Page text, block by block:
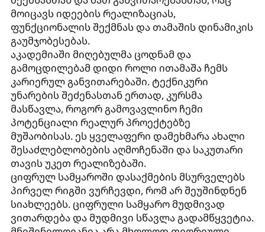
მოიცავს იდეების რეალიზაციას,
ფუნქციონალის შექმნას და თამაშის დინამიკის
გაუმჯობესებას.
აკადემიაში მიღებულმა ცოდნამ და
გამოცდილებამ დიდი როლი ითამაშა ჩემს
კარიერულ განვითარებაში. ტექნიკური
უნარების შეძენასთან ერთად, კურსმა
მასწავლა, როგორ გამოვავლინო ჩემი
პოტენციალი რეალურ პროექტებზე
მუშაობისას. ეს ყველაფერი დამეხმარა ახალი
შესაძლებლობების აღმოჩენაში და საკუთარი
თავის უკეთ რეალიზებაში.
ციფრულ სამყაროში დასაქმების მსურველებს
პირველ რიგში ვურჩევდი, რომ არ შეუშინდნენ
სიახლეებს. ციფრული სამყარო მუდმივად
ვითარდება და მუდმივი სწავლა გადამწყვეტია.